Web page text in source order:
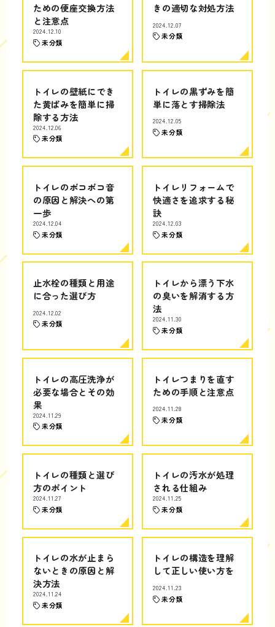
ための便座交換方法
と注意点
2024.12.10
未分類
きの適切な対処方法
2024.12.07
未分類
トイレの壁紙にでき
た黄ばみを簡単に掃
除する方法
2024.12.06
未分類
トイレの黒ずみを簡
単に落とす掃除法
2024.12.05
未分類
トイレのボコボコ音
の原因と解決への第
一歩
2024.12.04
未分類
トイレリフォームで
快適さを追求する秘
訣
2024.12.03
未分類
止水栓の種類と用途
に合った選び方
2024.12.02
未分類
トイレから漂う下水
の臭いを解消する方
法
2024.11.30
未分類
トイレの高圧洗浄が
必要な場合とその効
果
2024.11.29
未分類
トイレつまりを直す
ための手順と注意点
2024.11.28
未分類
トイレの種類と選び
方のポイント
2024.11.27
未分類
トイレの汚水が処理
される仕組み
2024.11.25
未分類
トイレの水が止まら
ないときの原因と解
決方法
2024.11.24
未分類
トイレの構造を理解
して正しい使い方を
2024.11.23
未分類